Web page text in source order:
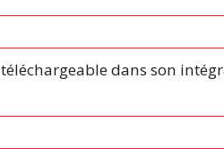
dans son